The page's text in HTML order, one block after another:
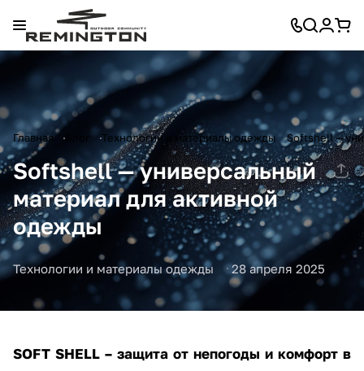
Главная Блог Технологии и материалы одежды Softshell —
Softshell — универсальный
материал для активной
одежды
Технологии и материалы одежды 28 апреля 2025
SOFT SHELL – защита от непогоды и комфорт в